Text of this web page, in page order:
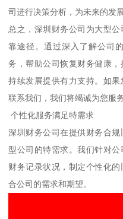
司进行决策分析，为未来的发
总之，深圳财务公司为大型
靠途径。通过深入了解公司
务，帮助公司恢复财务健康
持续发展提供有力支持。如
联系我们，我们将竭诚为您服务
个性化服务满足特需求
深圳财务公司在提供财务合
型公司的特需求。我们针对
财务记录状况，制定个性化
合公司的需求和期望。